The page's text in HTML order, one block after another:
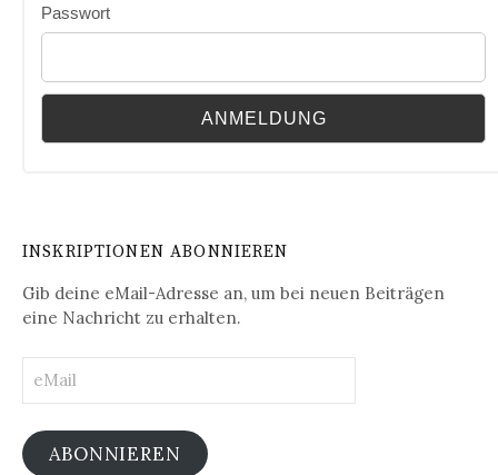
Passwort
INSKRIPTIONEN ABONNIEREN
Gib deine eMail-Adresse an, um bei neuen Beiträgen
eine Nachricht zu erhalten.
ABONNIEREN